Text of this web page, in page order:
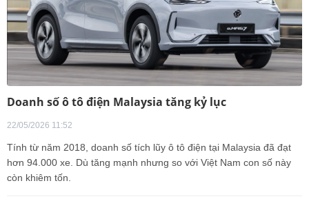
Doanh số ô tô điện Malaysia tăng kỷ lục
22/05/2026 11:52
Tính từ năm 2018, doanh số tích lũy ô tô điện tại Malaysia đã đạt
hơn 94.000 xe. Dù tăng mạnh nhưng so với Việt Nam con số này
còn khiêm tốn.